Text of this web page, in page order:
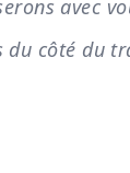
avec
du côté du